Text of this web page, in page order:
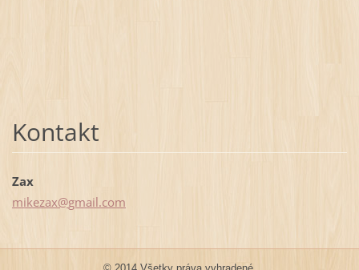
Kontakt
Zax
mikezax@gmail.com